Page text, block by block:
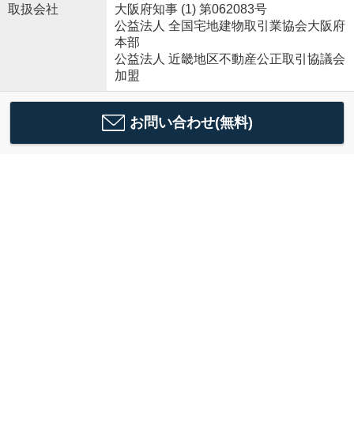
取扱会社
大阪府知事 (1) 第062083号
公益法人 全国宅地建物取引業協会大阪府
本部
公益法人 近畿地区不動産公正取引協議会
加盟
お問い合わせ(無料)